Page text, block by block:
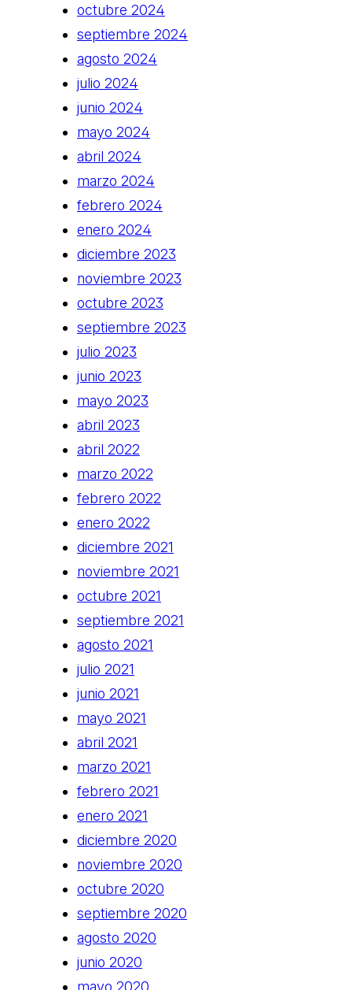
octubre 2024
septiembre 2024
agosto 2024
julio 2024
junio 2024
mayo 2024
abril 2024
marzo 2024
febrero 2024
enero 2024
diciembre 2023
noviembre 2023
octubre 2023
septiembre 2023
julio 2023
junio 2023
mayo 2023
abril 2023
abril 2022
marzo 2022
febrero 2022
enero 2022
diciembre 2021
noviembre 2021
octubre 2021
septiembre 2021
agosto 2021
julio 2021
junio 2021
mayo 2021
abril 2021
marzo 2021
febrero 2021
enero 2021
diciembre 2020
noviembre 2020
octubre 2020
septiembre 2020
agosto 2020
junio 2020
mayo 2020